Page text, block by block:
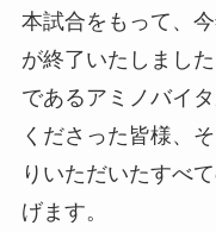
本試合をもって、
が終了いたしまし
であるアミノバイ
くださった皆様、
りいただいたすべ
げます。